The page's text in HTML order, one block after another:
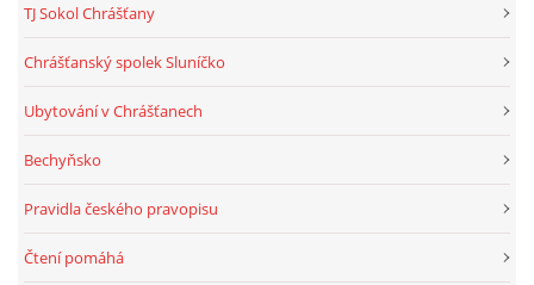
TJ Sokol Chrášťany
Chrášťanský spolek Sluníčko
Ubytování v Chrášťanech
Bechyňsko
Pravidla českého pravopisu
Čtení pomáhá